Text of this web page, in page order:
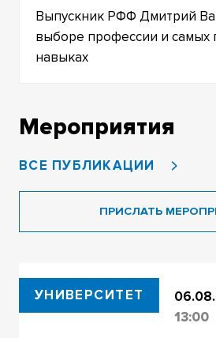
Выпускник РФФ Дмитрий
выборе профессии и самых
навыках
Мероприятия
ВСЕ ПУБЛИКАЦИИ
ПРИСЛАТЬ
УНИВЕРСИТЕТ
13:00